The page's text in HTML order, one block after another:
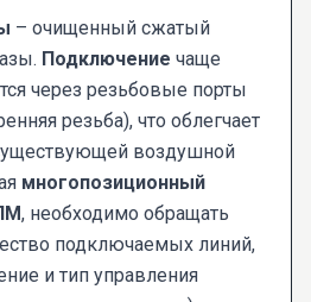
– очищенный сжатый
Подключение чаще
через резьбовые порты
резьба), что облегчает
воздушной
многопозиционный
, необходимо обращать
подключаемых линий,
и тип управления